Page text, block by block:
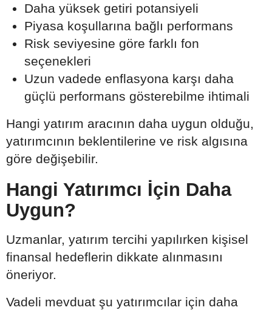
Daha yüksek getiri potansiyeli
Piyasa koşullarına bağlı performans
Risk seviyesine göre farklı fon
seçenekleri
Uzun vadede enflasyona karşı daha
güçlü performans gösterebilme ihtimali
Hangi yatırım aracının daha uygun olduğu,
yatırımcının beklentilerine ve risk algısına
göre değişebilir.
Hangi Yatırımcı İçin Daha
Uygun?
Uzmanlar, yatırım tercihi yapılırken kişisel
finansal hedeflerin dikkate alınmasını
öneriyor.
Vadeli mevduat şu yatırımcılar için daha